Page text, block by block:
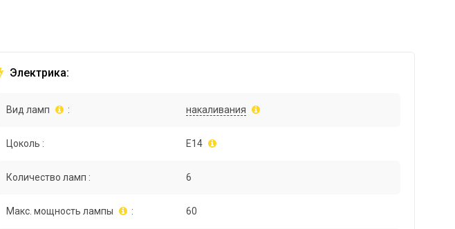
Электрика:
Вид ламп : накаливания
Цоколь : E14
Количество ламп : 6
Макс. мощность лампы : 60